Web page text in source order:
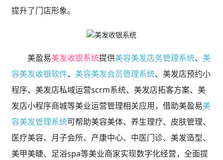
提升了门店形象。
美盈易美发收银系统提供美容美发店务管理系统、 美
容美发收银软件、 美容美发会员管理系统、美发店预约小
程序、美发店私域运营scrm系统、美发店拓客方案、美
发店小程序商城等美业运营管理相关应用，借助美盈易美
容美发管理系统可帮助美容美体、养生理疗、皮肤管理、
医疗美容、月子会所、产康中心、中医门诊、美发造型、
美甲美睫、足浴spa等美业商家实现数字化经营，全面提